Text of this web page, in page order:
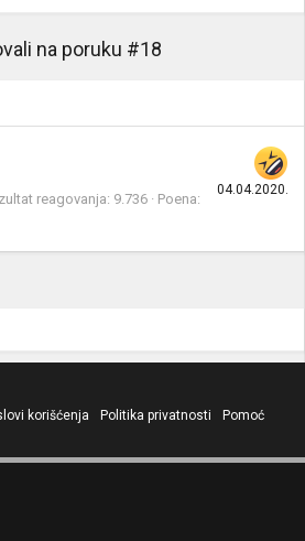
na poruku #18
04.04.2020.
reagovanja 9.736
Poena
korišćenja Politika privatnosti
Pomoć